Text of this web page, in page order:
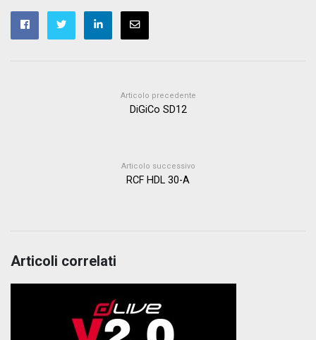
Articolo precedente
DiGiCo SD12
Articolo successivo
RCF HDL 30-A
Articoli correlati